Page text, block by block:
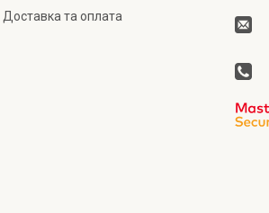
Доставка та оплата